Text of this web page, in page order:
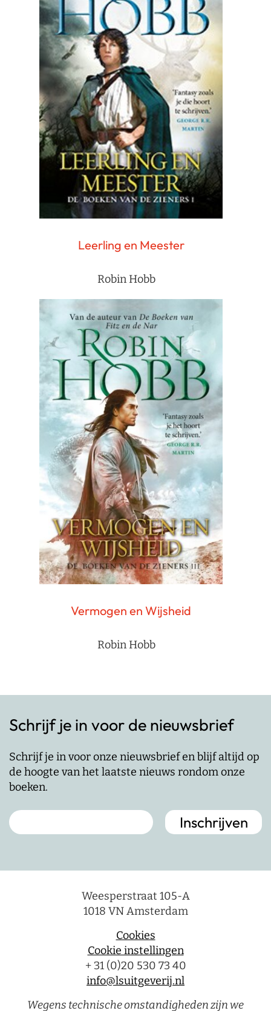
Leerling en Meester
Robin Hobb
Vermogen en Wijsheid
Robin Hobb
Schrijf je in voor de nieuwsbrief
Schrijf je in voor onze nieuwsbrief en blijf altijd op
de hoogte van het laatste nieuws rondom onze
boeken.
Weesperstraat 105-A
1018 VN Amsterdam
Cookies
Cookie instellingen
+ 31 (0)20 530 73 40
info@lsuitgeverij.nl
Wegens technische omstandigheden zijn we